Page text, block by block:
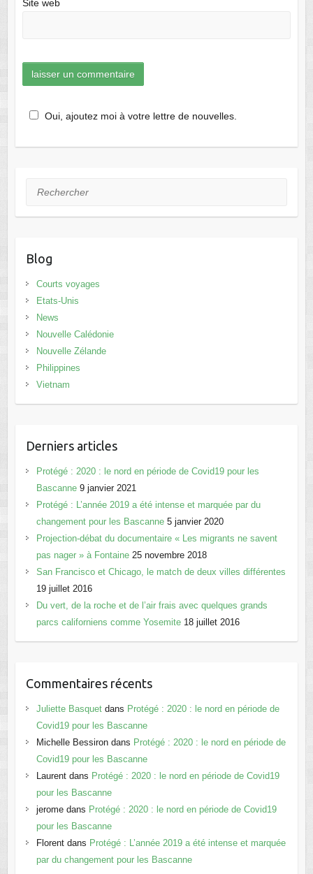
Site web
Oui, ajoutez moi à votre lettre de nouvelles.
Rechercher
Blog
Courts voyages
Etats-Unis
News
Nouvelle Calédonie
Nouvelle Zélande
Philippines
Vietnam
Derniers articles
Protégé : 2020 : le nord en période de Covid19 pour les
Bascanne 9 janvier 2021
Protégé : L’année 2019 a été intense et marquée par du
changement pour les Bascanne 5 janvier 2020
Projection-débat du documentaire « Les migrants ne savent
pas nager » à Fontaine 25 novembre 2018
San Francisco et Chicago, le match de deux villes différentes
19 juillet 2016
Du vert, de la roche et de l’air frais avec quelques grands
parcs californiens comme Yosemite 18 juillet 2016
Commentaires récents
Juliette Basquetdans Protégé : 2020 : le nord en période de
Covid19 pour les Bascanne
Michelle Bessirondans Protégé : 2020 : le nord en période de
Covid19 pour les Bascanne
Laurentdans Protégé : 2020 : le nord en période de Covid19
pour les Bascanne
jeromedans Protégé : 2020 : le nord en période de Covid19
pour les Bascanne
Florentdans Protégé : L’année 2019 a été intense et marquée
par du changement pour les Bascanne